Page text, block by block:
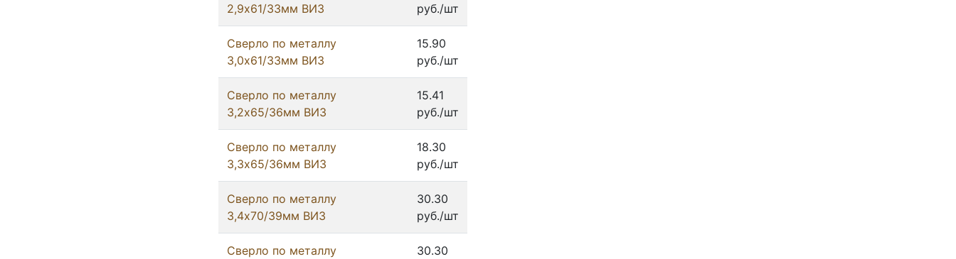
2,9х61/33мм ВИЗ
руб./шт
Сверло по металлу
3,0х61/33мм ВИЗ
15.90
руб./шт
Сверло по металлу
3,2х65/36мм ВИЗ
15.41
руб./шт
Сверло по металлу
3,3х65/36мм ВИЗ
18.30
руб./шт
Сверло по металлу
3,4х70/39мм ВИЗ
30.30
руб./шт
Сверло по металлу
30.30